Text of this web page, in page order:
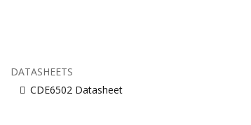
DATASHEETS
CDE6502 Datasheet